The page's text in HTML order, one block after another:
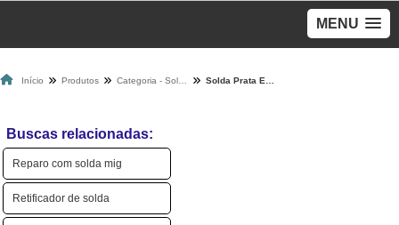
MENU
Início Produtos
Buscas relacionadas:
Reparo com solda mig
Retificador de solda